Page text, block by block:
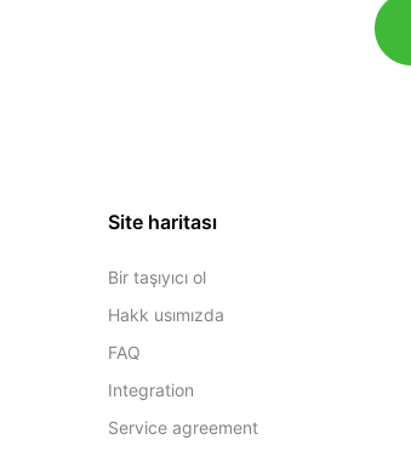
Site haritası
Bir taşıyıcı ol
Hakk usımızda
FAQ
Integration
Service agreement